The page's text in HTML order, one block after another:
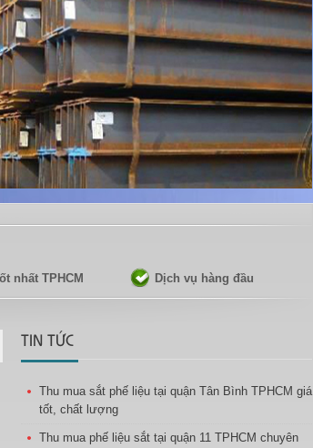
nhất TPHCM Dịch vụ hàng đầu
TIN TỨC
Thu mua sắt phế liệu tại quận Tân Bình TPHCM giá
tốt, chất lượng
Thu mua phế liệu sắt tại quận 11 TPHCM chuyên